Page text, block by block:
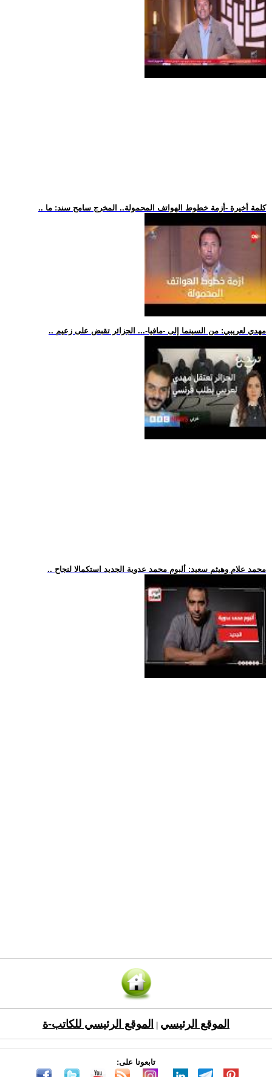
.. كلمة أخيرة -أزمة خطوط الهواتف المحمولة.. المخرج سامح سند: ما
.. مهدي لعريبي: من السينما إلى -مافيا-... الجزائر تقبض على زعيم
.. محمد علام وهيثم سعيد: ألبوم محمد عدوية الجديد استكمالا لنجاح
الموقع الرئيسي الموقع الرئيسي للكاتب-ة
تابعونا على: